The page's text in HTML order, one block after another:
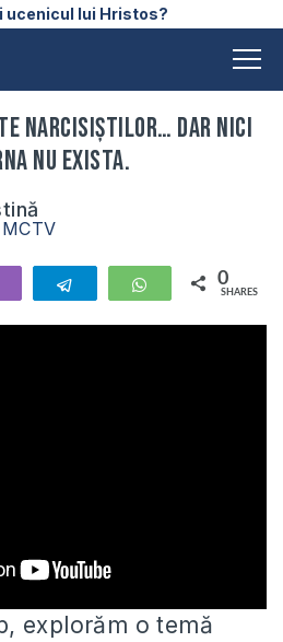
ucenicul lui Hristos?
narcisiștilor… dar nici
nu exista.
MCTV
Telegram WhatsApp
0
SHARES
explorăm o temă